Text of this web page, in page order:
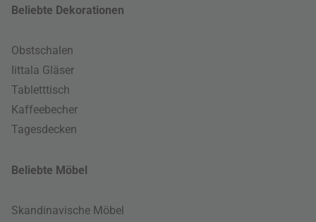
Beliebte Dekorationen
Obstschalen
Iittala Gläser
Tabletttisch
Kaffeebecher
Tagesdecken
Beliebte Möbel
Skandinavische Möbel